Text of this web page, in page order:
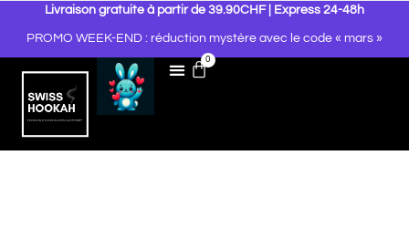
Livraison gratuite à partir de 39.90CHF | Express 24-48h
PROMO WEEK-END : réduction mystère avec le code « mars »
0